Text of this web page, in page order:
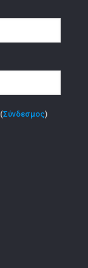
Σύνδεσμος)